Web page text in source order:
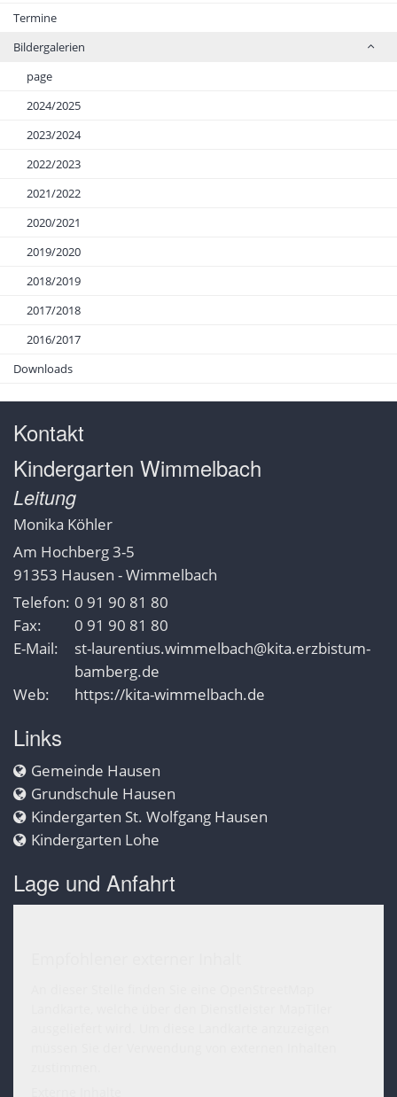
Termine
Bildergalerien
page
2024/2025
2023/2024
2022/2023
2021/2022
2020/2021
2019/2020
2018/2019
2017/2018
2016/2017
Downloads
Kontakt
Kindergarten Wimmelbach
Leitung
Monika Köhler
Am Hochberg 3-5
91353 Hausen - Wimmelbach
Telefon: 0 91 90 81 80
Fax:
0 91 90 81 80
E-Mail:
st-laurentius.wimmelbach@kita.erzbistum-
bamberg.de
Web:
https://kita-wimmelbach.de
Links
Gemeinde Hausen
Grundschule Hausen
Kindergarten St. Wolfgang Hausen
Kindergarten Lohe
Lage und Anfahrt